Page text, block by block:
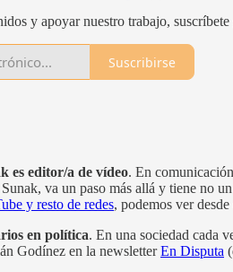
y apoyar nuestro trabajo,
Suscribirse
es editor/a de vídeo. En
va un paso más allá y tiene no
y resto de redes, podemos ver
en política. En una sociedad cada
Godínez en la newsletterEn Disputa